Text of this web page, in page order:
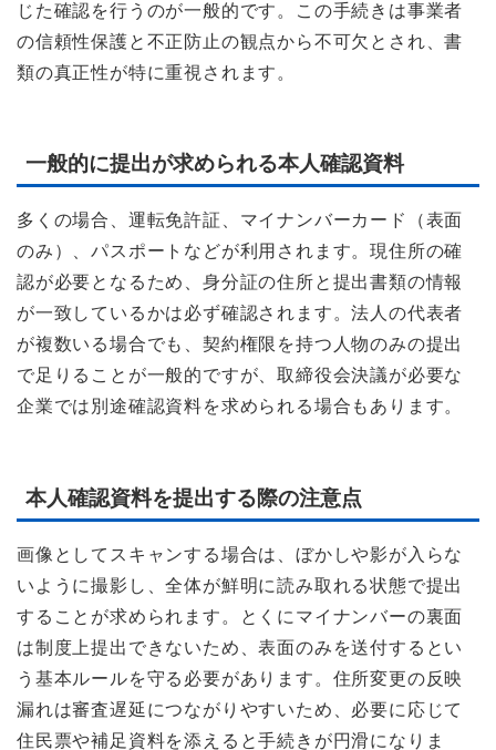
じた確認を行うのが一般的です。この手続きは事業者
の信頼性保護と不正防止の観点から不可欠とされ、書
類の真正性が特に重視されます。
一般的に提出が求められる本人確認資料
多くの場合、運転免許証、マイナンバーカード（表面
のみ）、パスポートなどが利用されます。現住所の確
認が必要となるため、身分証の住所と提出書類の情報
が一致しているかは必ず確認されます。法人の代表者
が複数いる場合でも、契約権限を持つ人物のみの提出
で足りることが一般的ですが、取締役会決議が必要な
企業では別途確認資料を求められる場合もあります。
本人確認資料を提出する際の注意点
画像としてスキャンする場合は、ぼかしや影が入らな
いように撮影し、全体が鮮明に読み取れる状態で提出
することが求められます。とくにマイナンバーの裏面
は制度上提出できないため、表面のみを送付するとい
う基本ルールを守る必要があります。住所変更の反映
漏れは審査遅延につながりやすいため、必要に応じて
住民票や補足資料を添えると手続きが円滑になりま